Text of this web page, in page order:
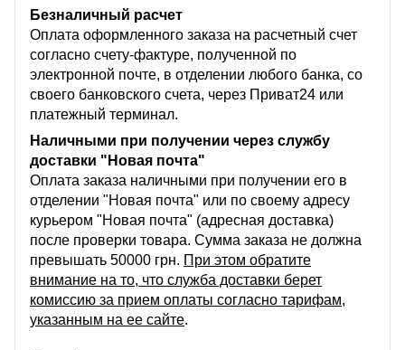
Безналичный расчет
Оплата оформленного заказа на расчетный счет
согласно счету-фактуре, полученной по
электронной почте, в отделении любого банка, со
своего банковского счета, через Приват24 или
платежный терминал.
Наличными при получении через службу
доставки "Новая почта"
Оплата заказа наличными при получении его в
отделении "Новая почта" или по своему адресу
курьером "Новая почта" (адресная доставка)
после проверки товара. Сумма заказа не должна
превышать 50000 грн. При этом обратите
внимание на то, что служба доставки берет
комиссию за прием оплаты согласно тарифам,
указанным на ее сайте.